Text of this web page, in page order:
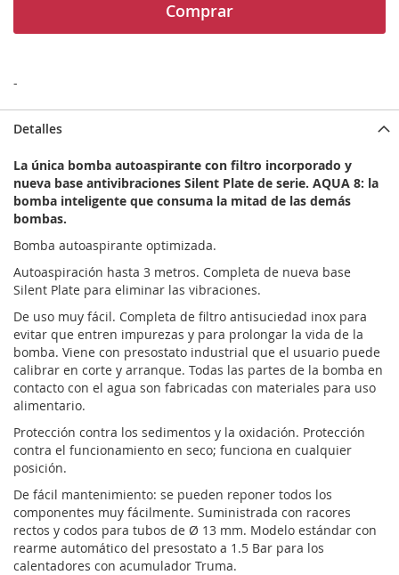
Comprar
-
Detalles
La única bomba autoaspirante con filtro incorporado y
nueva base antivibraciones Silent Plate de serie. AQUA 8: la
bomba inteligente que consuma la mitad de las demás
bombas.
Bomba autoaspirante optimizada.
Autoaspiración hasta 3 metros. Completa de nueva base
Silent Plate para eliminar las vibraciones.
De uso muy fácil. Completa de filtro antisuciedad inox para
evitar que entren impurezas y para prolongar la vida de la
bomba. Viene con presostato industrial que el usuario puede
calibrar en corte y arranque. Todas las partes de la bomba en
contacto con el agua son fabricadas con materiales para uso
alimentario.
Protección contra los sedimentos y la oxidación. Protección
contra el funcionamiento en seco; funciona en cualquier
posición.
De fácil mantenimiento: se pueden reponer todos los
componentes muy fácilmente. Suministrada con racores
rectos y codos para tubos de Ø 13 mm. Modelo estándar con
rearme automático del presostato a 1.5 Bar para los
calentadores con acumulador Truma.